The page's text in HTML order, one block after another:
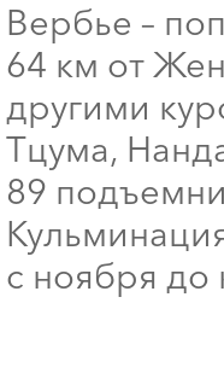
Вербье –
64 км от
другими
Тцума,
89
с ноября до